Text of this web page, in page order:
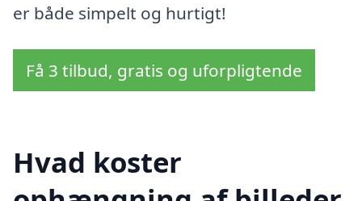
er både simpelt og hurtigt!
Få 3 tilbud, gratis og uforpligtende
Hvad koster